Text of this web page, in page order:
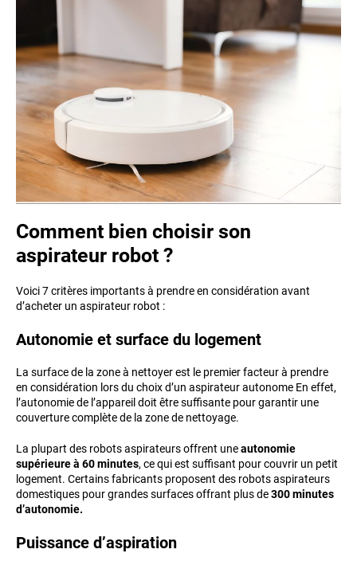
Comment bien choisir son
aspirateur robot ?
Voici 7 critères importants à prendre en considération avant
d’acheter un aspirateur robot :
Autonomie et surface du logement
La surface de la zone à nettoyer est le premier facteur à prendre
en considération lors du choix d’un aspirateur autonome En effet,
l’autonomie de l’appareil doit être suffisante pour garantir une
couverture complète de la zone de nettoyage.
La plupart des robots aspirateurs offrent uneautonomie
supérieure à 60 minutes, ce qui est suffisant pour couvrir un petit
logement. Certains fabricants proposent des robots aspirateurs
domestiques pour grandes surfaces offrant plus de300 minutes
d’autonomie.
Puissance d’aspiration